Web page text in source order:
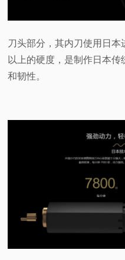
刀头部分，其内刀使用日本
以上的硬度，是制作日本传
和韧性。